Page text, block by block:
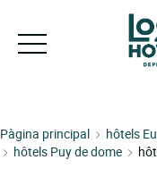
Pàgina principal hôtels
hôtels Puy de dome